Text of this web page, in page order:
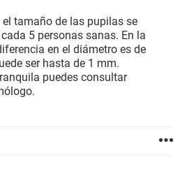
tamaño de las pupilas se
5 personas sanas. En la
en el diámetro es de
ser hasta de 1 mm.
puedes consultar